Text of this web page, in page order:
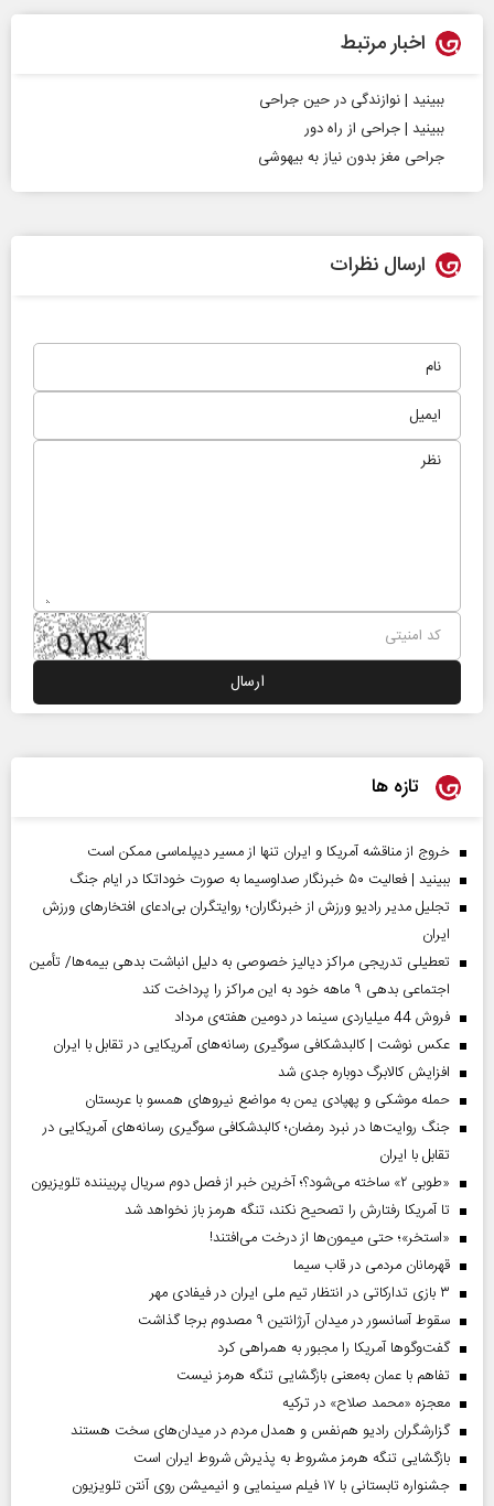
اخبار مرتبط
ببینید | نوازندگی در حین جراحی
ببینید | جراحی از راه دور
جراحی مغز بدون نیاز به بیهوشی
ارسال نظرات
تازه ها
خروج از مناقشه آمریکا و ایران تنها از مسیر دیپلماسی ممکن است
ببینید | فعالیت ۵۰ خبرنگار صداوسیما به صورت خوداتکا در ایام جنگ
تجلیل مدیر رادیو ورزش از خبرنگاران؛ روایتگران بی‌ادعای افتخارهای ورزش
ایران
تعطیلی تدریجی مراکز دیالیز خصوصی به دلیل انباشت بدهی بیمه‌ها/ تأمین
اجتماعی بدهی ۹ ماهه خود به این مراکز را پرداخت کند
فروش 44 میلیاردی سینما در دومین هفته‌ی مرداد
عکس نوشت | کالبدشکافی سوگیری رسانه‌های آمریکایی در تقابل با ایران
افزایش کالابرگ دوباره جدی شد
حمله موشکی و پهپادی یمن به مواضع نیروهای همسو با عربستان
جنگ روایت‌ها در نبرد رمضان؛ کالبدشکافی سوگیری رسانه‌های آمریکایی در
تقابل با ایران
«طوبی ۲» ساخته می‌شود؟؛ آخرین خبر از فصل دوم سریال پربیننده تلویزیون
تا آمریکا رفتارش را تصحیح نکند، تنگه هرمز باز نخواهد شد
«استخر»‌‌؛ حتی میمون‌ها از درخت می‌افتند!
قهرمانان مردمی در قاب سیما
۳ بازی تدارکاتی در انتظار تیم ملی ایران در فیفادی مهر
سقوط آسانسور در میدان آرژانتین ۹ مصدوم برجا گذاشت
گفت‌وگوها آمریکا را مجبور به همراهی کرد
تفاهم با عمان به‌معنی بازگشایی تنگه هرمز نیست
معجزه «محمد صلاح» در ترکیه
گزارشگران رادیو هم‌نفس و همدل مردم در میدان‌های سخت هستند
بازگشایی تنگه هرمز مشروط به پذیرش شروط ایران است
جشنواره تابستانی با ۱۷ فیلم سینمایی و انیمیشن روی آنتن تلویزیون